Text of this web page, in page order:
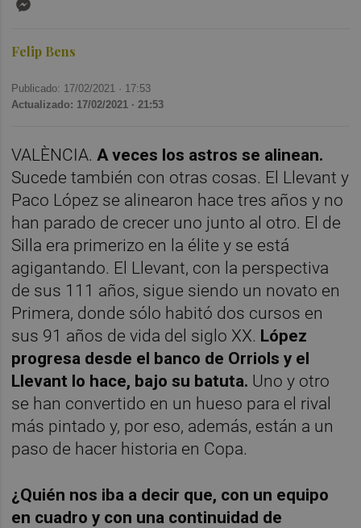
Felip Bens
Publicado: 17/02/2021 · 17:53
Actualizado: 17/02/2021 · 21:53
VALÈNCIA. A veces los astros se alinean.
Sucede también con otras cosas. El Llevant y
Paco López se alinearon hace tres años y no
han parado de crecer uno junto al otro. El de
Silla era primerizo en la élite y se está
agigantando. El Llevant, con la perspectiva
de sus 111 años, sigue siendo un novato en
Primera, donde sólo habitó dos cursos en
sus 91 años de vida del siglo XX. López
progresa desde el banco de Orriols y el
Llevant lo hace, bajo su batuta. Uno y otro
se han convertido en un hueso para el rival
más pintado y, por eso, además, están a un
paso de hacer historia en Copa.
¿Quién nos iba a decir que, con un equipo
en cuadro y con una continuidad de